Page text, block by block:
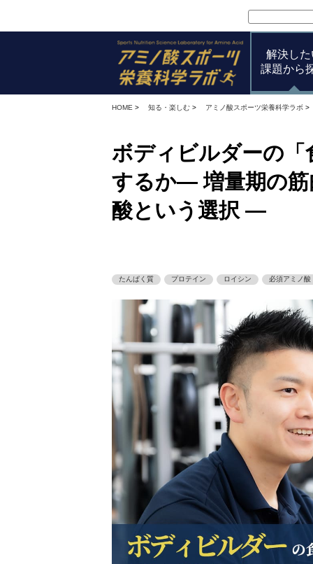
解決し
課題から
HOME > 知る・楽しむ > アミノ酸スポーツ栄養科学ラボ >
ボディビルダーの
するか― 増量期の筋
酸という選択 ―
たんぱく質 プロテイン ロイシン 必須アミノ酸